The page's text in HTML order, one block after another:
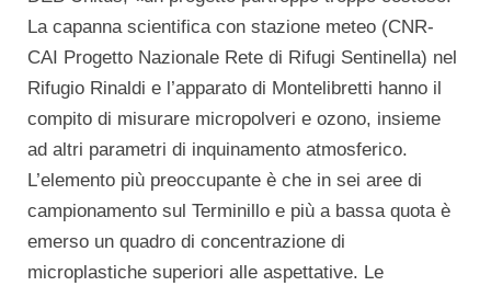
La capanna scientifica con stazione meteo (CNR-
CAI Progetto Nazionale Rete di Rifugi Sentinella) nel
Rifugio Rinaldi e l’apparato di Montelibretti hanno il
compito di misurare micropolveri e ozono, insieme
ad altri parametri di inquinamento atmosferico.
L’elemento più preoccupante è che in sei aree di
campionamento sul Terminillo e più a bassa quota è
emerso un quadro di concentrazione di
microplastiche superiori alle aspettative. Le